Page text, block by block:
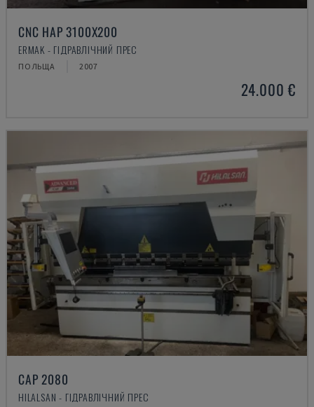
CNC HAP 3100X200
ERMAK - ГІДРАВЛІЧНИЙ ПРЕС
ПОЛЬЩА 2007
24.000 €
CAP 2080
HILALSAN - ГІДРАВЛІЧНИЙ ПРЕС